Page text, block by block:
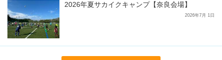
2026年夏サカイクキャンプ【奈良会場】
2026年7月 1日